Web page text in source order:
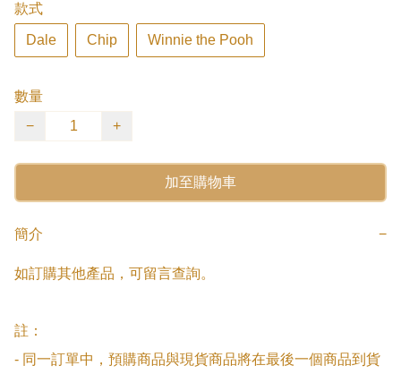
款式
Dale Chip Winnie the Pooh
數量
−
+
加至購物車
簡介 −
如訂購其他產品，可留言查詢。
註：
- 同一訂單中，預購商品與現貨商品將在最後一個商品到貨